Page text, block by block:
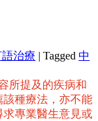
治療 | Tagged 中
所提及的疾病和
種療法，亦不能
專業醫生意見或